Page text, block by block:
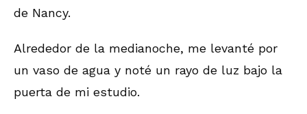
de Nancy.
Alrededor de la medianoche, me levanté por
un vaso de agua y noté un rayo de luz bajo la
puerta de mi estudio.